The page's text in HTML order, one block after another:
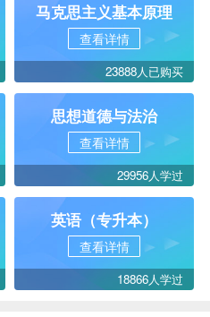
马克思主义基本原理
查看详情
23888人已购买
思想道德与法治
查看详情
29956人学过
英语（专升本）
查看详情
18866人学过